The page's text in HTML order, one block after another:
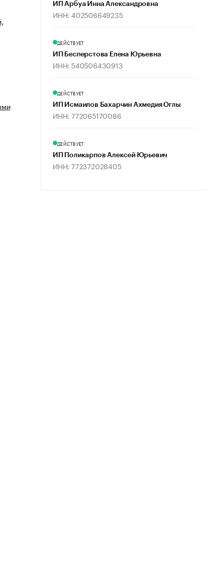
ИП Арбуа Инна Александровна
ИНН: 402506649235
ДЕЙСТВУЕТ
ИП Бесперстова Елена Юрьевна
ИНН: 540506430913
ДЕЙСТВУЕТ
ИП Исмаилов Бахарчин Ахмедия Оглы
ИНН: 772065170086
ДЕЙСТВУЕТ
ИП Поликарпов Алексей Юрьевич
ИНН: 772372028405